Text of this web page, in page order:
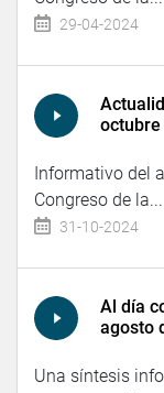
29-04-2024
Informativo del
Congreso de la...
31-10-2024
Al día
agosto
Una síntesis